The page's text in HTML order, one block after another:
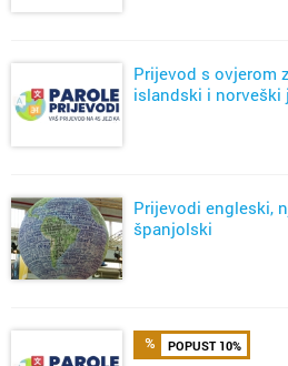
Prijevod s ovjerom
islandski i norveški
Prijevodi engleski,
španjolski
POPUST 10%